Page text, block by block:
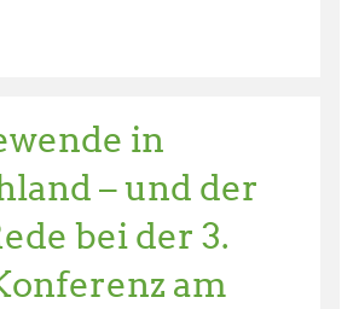
in
– und der
bei der 3.
am